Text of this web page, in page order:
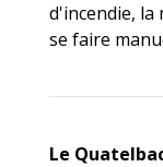
d'incendie, la
se faire
Le